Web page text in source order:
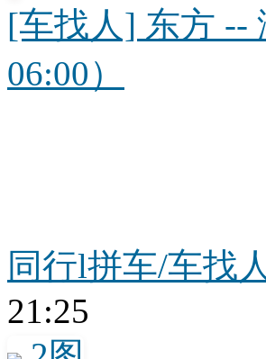
[车找人] 东方 --
06:00）
同行l拼车/车找人
21:25